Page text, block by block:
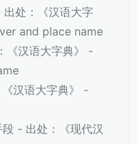
处：《汉语大字
and place name
《汉语大字典》 -
汉语大字典》 -
- 出处：《现代汉